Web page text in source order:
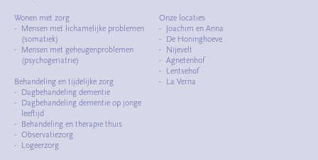
Wonen met zorg
Mensen met lichamelijke problemen
(somatiek)
Mensen met geheugenproblemen
(psychogeriatrie)
Behandeling en tijdelijke zorg
Dagbehandeling dementie
Dagbehandeling dementie op jonge
leeftijd
Behandeling en therapie thuis
Observatiezorg
Logeerzorg
Onze locaties
Joachim en Anna
De Honinghoeve
Nijevelt
Agnetenhof
Lentsehof
La Verna